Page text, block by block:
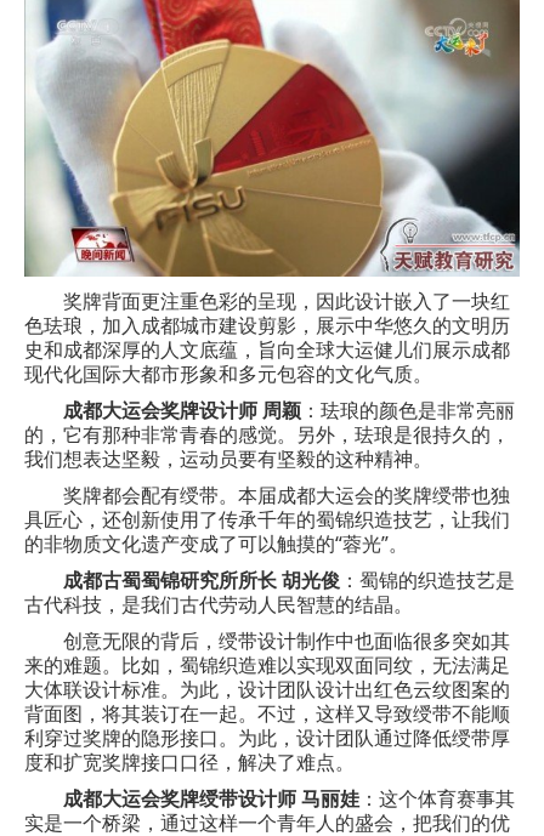
奖牌背面更注重色彩的呈现，因此设计嵌入了一块红
色珐琅，加入成都城市建设剪影，展示中华悠久的文明历
史和成都深厚的人文底蕴，旨向全球大运健儿们展示成都
现代化国际大都市形象和多元包容的文化气质。
成都大运会奖牌设计师 周颖 ：珐琅的颜色是非常亮丽
的，它有那种非常青春的感觉。另外，珐琅是很持久的，
我们想表达坚毅，运动员要有坚毅的这种精神。
奖牌都会配有绶带。本届成都大运会的奖牌绶带也独
具匠心，还创新使用了传承千年的蜀锦织造技艺，让我们
的非物质文化遗产变成了可以触摸的“蓉光”。
成都古蜀蜀锦研究所所长 胡光俊 ：蜀锦的织造技艺是
古代科技，是我们古代劳动人民智慧的结晶。
创意无限的背后，绶带设计制作中也面临很多突如其
来的难题。比如，蜀锦织造难以实现双面同纹，无法满足
大体联设计标准。为此，设计团队设计出红色云纹图案的
背面图，将其装订在一起。不过，这样又导致绶带不能顺
利穿过奖牌的隐形接口。为此，设计团队通过降低绶带厚
度和扩宽奖牌接口口径，解决了难点。
成都大运会奖牌绶带设计师 马丽娃 ：这个体育赛事其
实是一个桥梁，通过这样一个青年人的盛会，把我们的优